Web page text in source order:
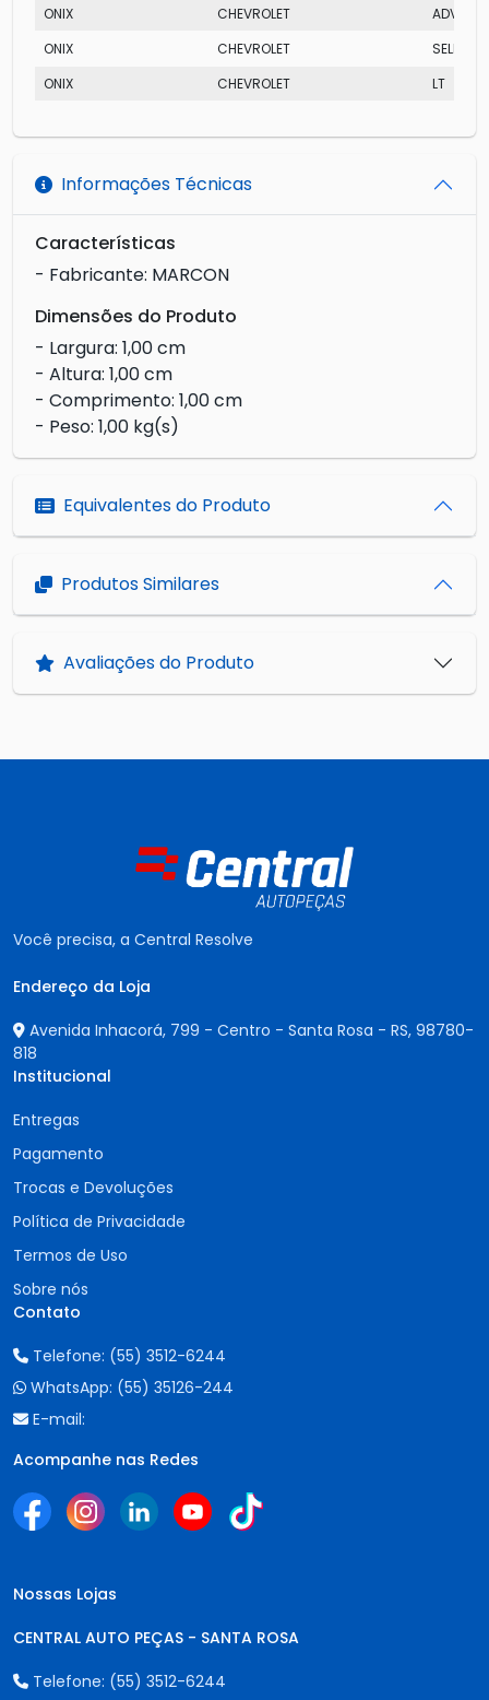
ONIX CHEVROLET
ONIX
CHEVROLET
SELEÇÃO
ONIX
CHEVROLET LT
Informações Técnicas
Características
- Fabricante: MARCON
Dimensões do Produto
- Largura: 1,00 cm
- Altura: 1,00 cm
- Comprimento: 1,00 cm
- Peso: 1,00 kg(s)
Equivalentes do Produto
Produtos Similares
Avaliações do Produto
Você precisa, a Central Resolve
Endereço da Loja
Avenida Inhacorá, 799 - Centro - Santa Rosa - RS, 98780-
818
Institucional
Entregas
Pagamento
Trocas e Devoluções
Política de Privacidade
Termos de Uso
Sobre nós
Contato
Telefone: (55) 3512-6244
WhatsApp: (55) 35126-244
E-mail:
Acompanhe nas Redes
Nossas Lojas
CENTRAL AUTO PEÇAS - SANTA ROSA
Telefone: (55) 3512-6244